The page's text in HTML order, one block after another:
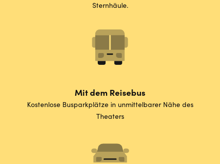
Sternhäule.
Mit dem Reisebus
Kostenlose Busparkplätze in unmittelbarer Nähe des
Theaters